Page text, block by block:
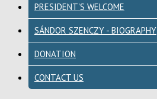
PRESIDENT'S WELCOME
SÁNDOR SZENCZY - BIOGRAPHY
DONATION
CONTACT US